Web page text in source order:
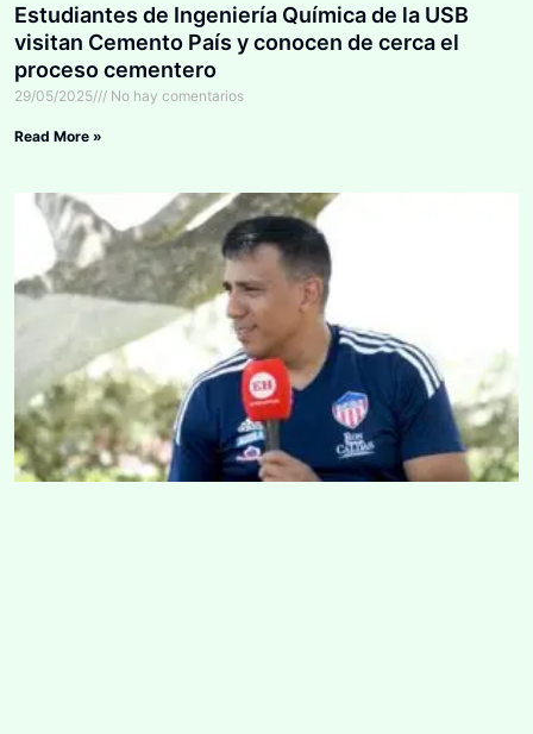
Estudiantes de Ingeniería Química de la USB
visitan Cemento País y conocen de cerca el
proceso cementero
29/05/2025 No hay comentarios
Read More »